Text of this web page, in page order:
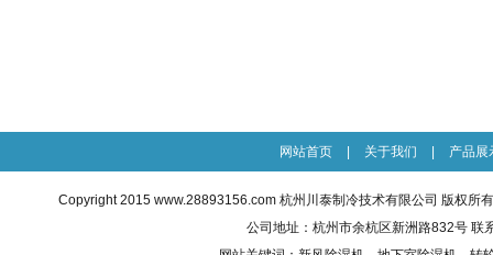
网站首页 关于我们 产品展
Copyright 2015 www.28893156.com 杭州川泰制冷技术有限公司 版权所
公司地址：杭州市余杭区新洲路832号